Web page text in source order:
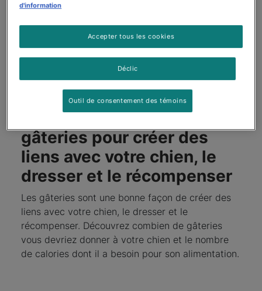
Comment utiliser des
gâteries pour créer des
liens avec votre chien, le
dresser et le récompenser
Les gâteries sont une bonne façon de créer des
liens avec votre chien, le dresser et le
récompenser. Découvrez combien de gâteries
vous devriez donner à votre chien et le nombre
de calories dont il a besoin pour son alimentation.
d'information
Déclic
Accepter tous les cookies
Outil de consentement des témoins